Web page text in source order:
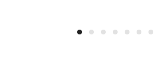
1 2 3 4 5 6 7